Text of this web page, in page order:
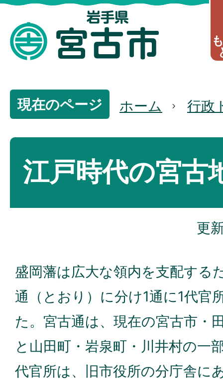
現在のページ ホーム 行政
江戸時代の宮古
更
盛岡藩は広大な領内を支配する
通（とおり）に分け1通に1代官
た。宮古通は、現在の宮古市・
と山田町・岩泉町・川井村の一
代官所は、旧市役所の分庁舎に